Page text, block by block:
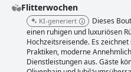
Flitterwochen
KI-generiert
Dieses
einen ruhigen und luxuriösen
Hochzeitsreisende. Es
Praktiken, moderne
Dienstleistungen aus. Gäste